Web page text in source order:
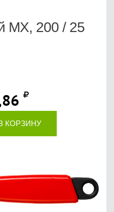
МХ, 200 / 25
КОРЗИНУ